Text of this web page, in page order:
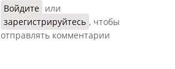
Войдите или
зарегистрируйтесь , чтобы
отправлять комментарии